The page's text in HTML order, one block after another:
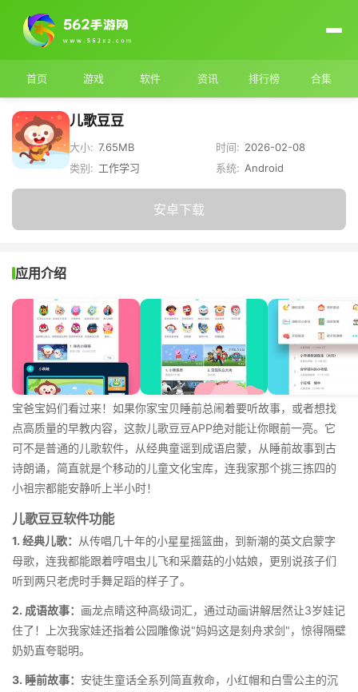
首页 游戏 软件 资讯 排行榜 合集
儿歌豆豆
大小: 7.65MB 时间: 2026-02-08
类别: 工作学习 系统: Android
安卓下载
应用介绍
宝爸宝妈们看过来！如果你家宝贝睡前总闹着要听故事，或者想找
点高质量的早教内容，这款儿歌豆豆APP绝对能让你眼前一亮。它
可不是普通的儿歌软件，从经典童谣到成语启蒙，从睡前故事到古
诗朗诵，简直就是个移动的儿童文化宝库，连我家那个挑三拣四的
小祖宗都能安静听上半小时！
儿歌豆豆软件功能
1. 经典儿歌：
从传唱几十年的小星星摇篮曲，到新潮的英文启蒙字
母歌，连我都能跟着哼唱虫儿飞和采蘑菇的小姑娘，更别说孩子们
听到两只老虎时手舞足蹈的样子了。
2. 成语故事： 画龙点睛这种高级词汇，通过动画讲解居然让3岁娃记
住了！上次我家娃还指着公园雕像说"妈妈这是刻舟求剑"，惊得隔壁
奶奶直夸聪明。
3. 睡前故事： 安徒生童话全系列简直救命，小红帽和白雪公主的沉